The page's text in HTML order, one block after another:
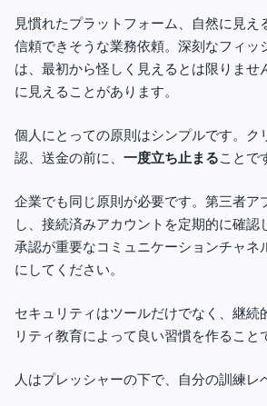
見慣れたプラットフォーム、自然に見え
信頼できそうな業務依頼。深刻なフィッ
は、最初から怪しく見えるとは限りませ
に見えることがあります。
個人にとっての原則はシンプルです。ク
認、送金の前に、 一度立ち止まることで
企業でも同じ原則が必要です。第三者ア
し、接続済みアカウントを定期的に確認
承認が重要なコミュニケーションチャネ
にしてください。
セキュリティはツールだけでなく、継続
リティ教育によって良い習慣を作ること
人はプレッシャーの下で、自分の訓練レ